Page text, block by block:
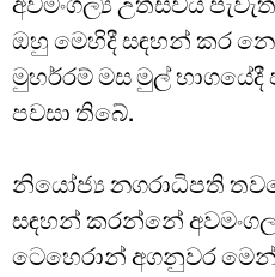
ඔහු මෙහිදී සඳහන් කර
මුහර්රම් මස මුල් භාගයේදී
පවසා තිබේ.
නියෝජ්‍ය නගරාධිපති
සඳහන් කරන්නේ
ටෙහෙරාන් අගනුවර